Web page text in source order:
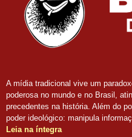
A mídia tradicional vive um
poderosa no mundo e no Brasil,
precedentes na história. Além do
poder ideológico: manipula
Leia na íntegra